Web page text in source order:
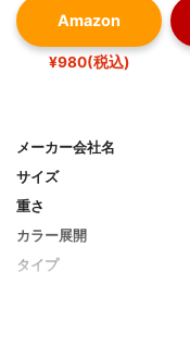
Amazon
¥980(税込)
メーカー会社名
サイズ
重さ
カラー展開
タイプ